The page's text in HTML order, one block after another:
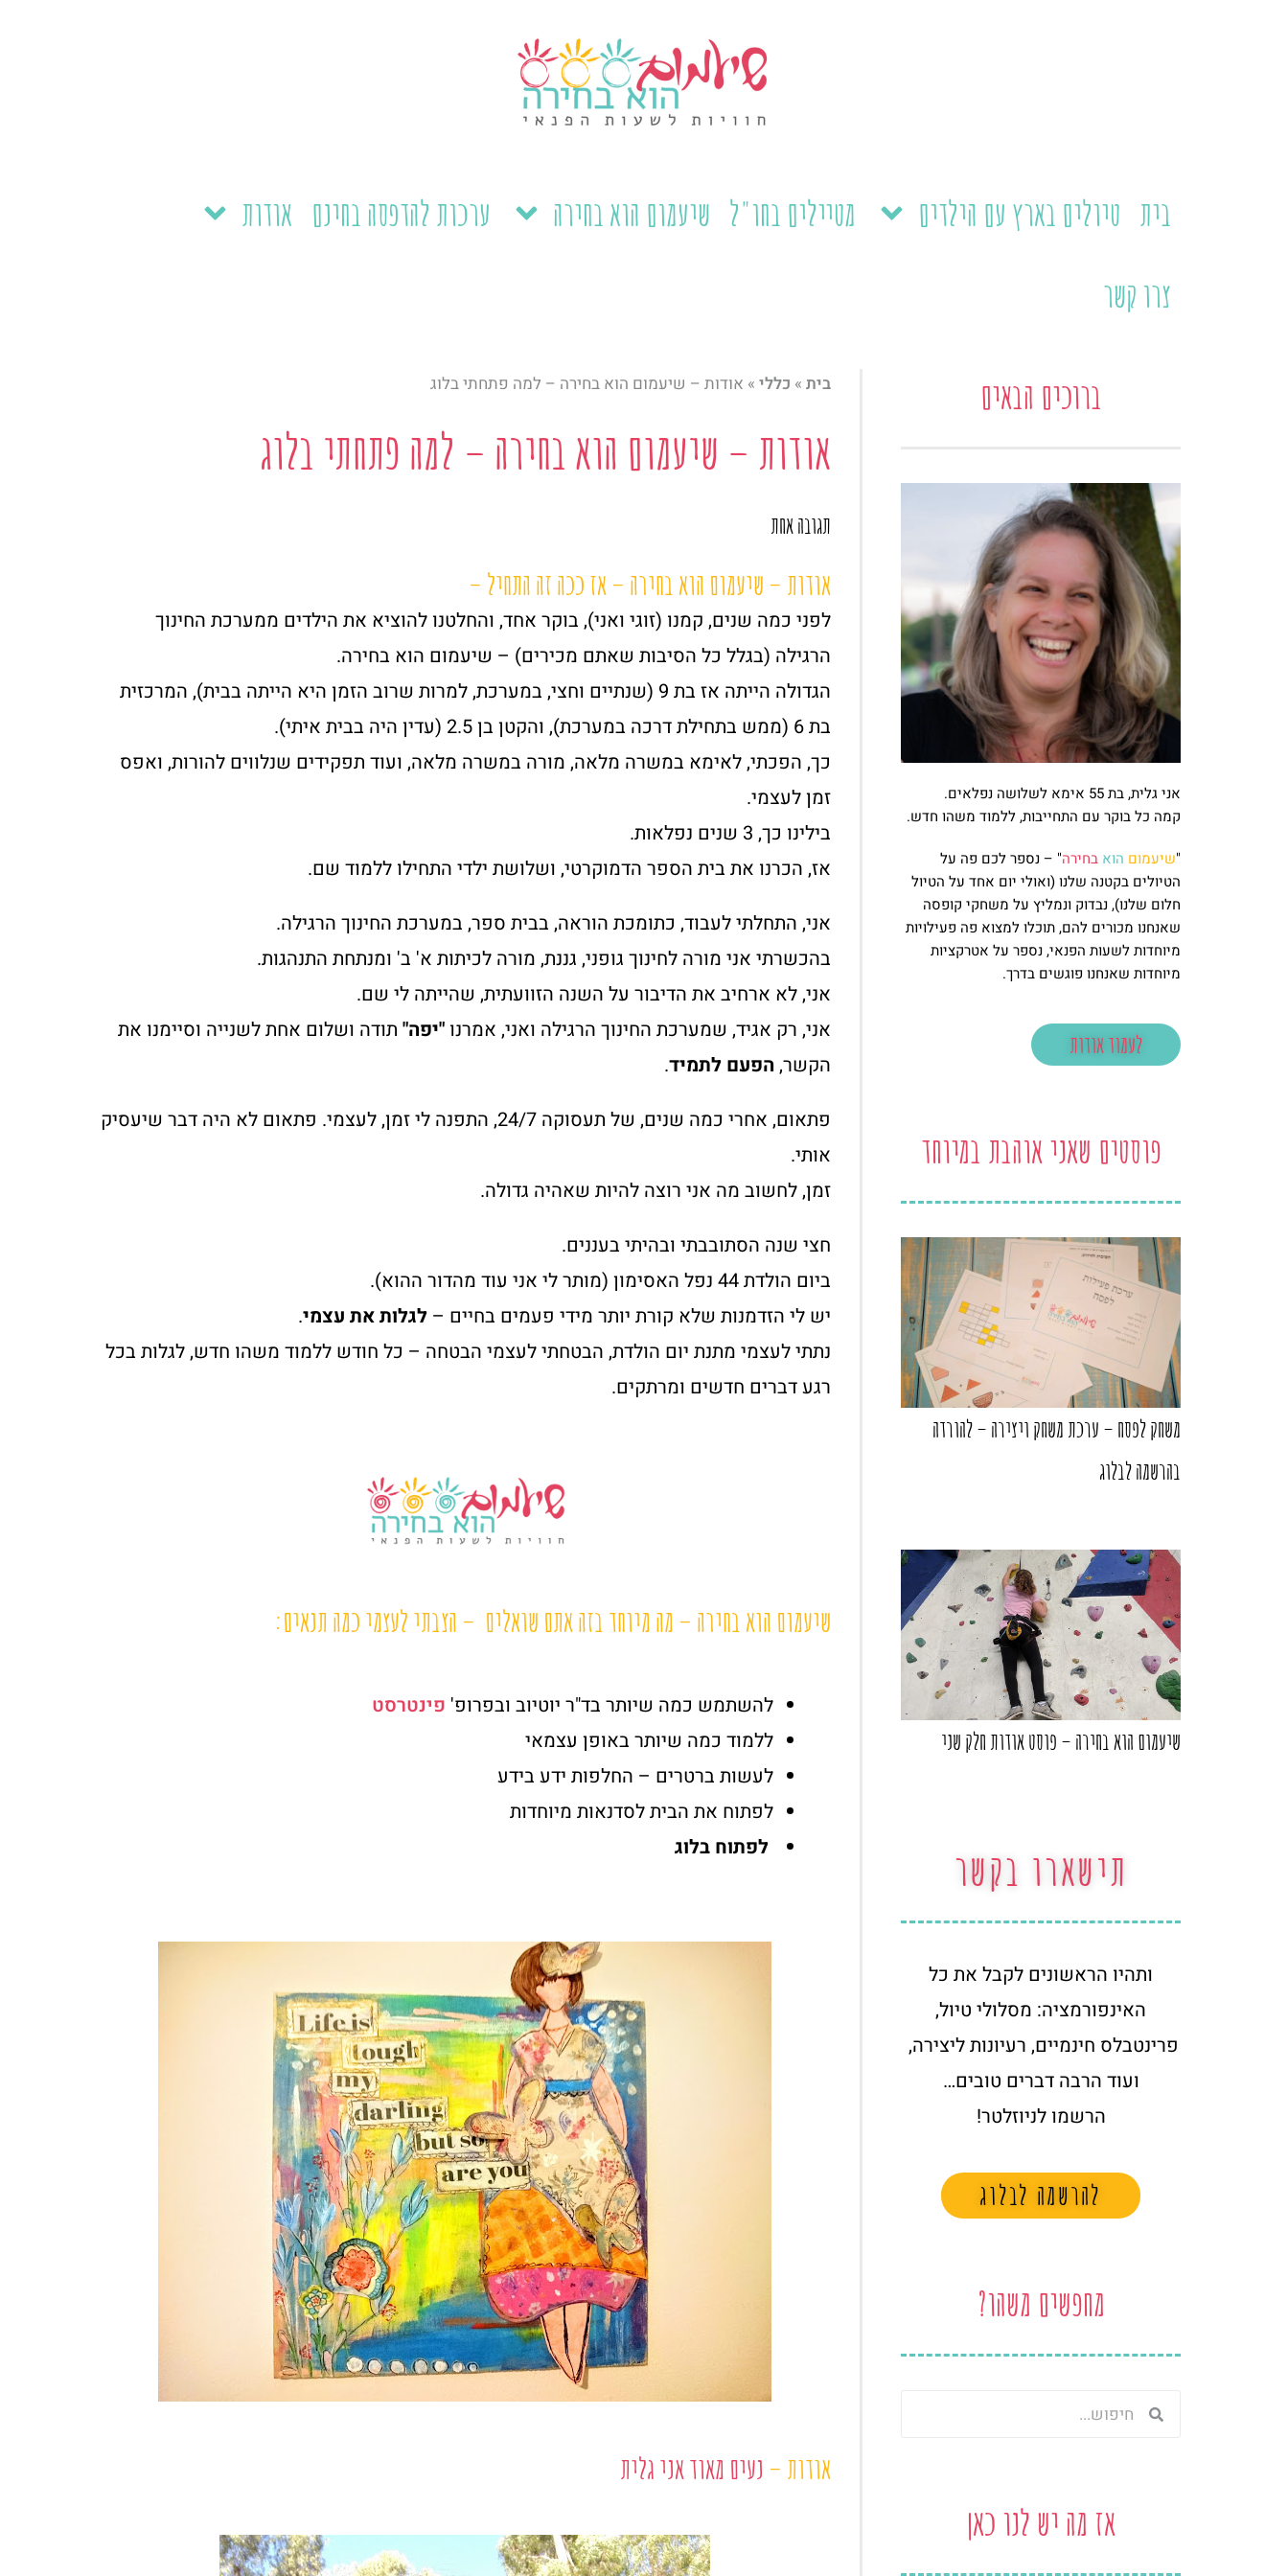
בית טיולים בארץ עם הילדים מטיילים בחו"ל שיעמום הוא בחירה ערכות להדפסה בחינם אודות
צרו קשר
ברוכים הבאים
אני גלית, בת 55 אימא לשלושה נפלאים.
קמה כל בוקר עם התחייבות, ללמוד משהו חדש.
"שיעמום הוא בחירה" – נספר לכם פה על
הטיולים בקטנה שלנו (ואולי יום אחד על הטיול
חלום שלנו), נבדוק ונמליץ על משחקי קופסה
שאנחנו מכורים להם, תוכלו למצוא פה פעילויות
מיוחדות לשעות הפנאי, נספר על אטרקציות
מיוחדות שאנחנו פוגשים בדרך.
לעמוד אודות
פוסטים שאני אוהבת במיוחד
משחק לפסח – ערכת משחק ויצירה – להורדה
בהרשמה לבלוג
שיעמום הוא בחירה – פוסט אודות חלק שני
תישארו בקשר
ותהיו הראשונים לקבל את כל
האינפורמציה: מסלולי טיול,
פרינטבלס חינמיים, רעיונות ליצירה,
ועוד הרבה דברים טובים…
הרשמו לניוזלטר!
להרשמה לבלוג
מחפשים משהו?
חיפוש
אז מה יש לנו כאן
בית » כללי » אודות – שיעמום הוא בחירה – למה פתחתי בלוג
אודות – שיעמום הוא בחירה – למה פתחתי בלוג
תגובה אחת
אודות – שיעמום הוא בחירה – אז ככה זה התחיל –
לפני כמה שנים, קמנו (זוגי ואני), בוקר אחד, והחלטנו להוציא את הילדים ממערכת החינוך
הרגילה (בגלל כל הסיבות שאתם מכירים) – שיעמום הוא בחירה.
הגדולה הייתה אז בת 9 (שנתיים וחצי, במערכת, למרות שרוב הזמן היא הייתה בבית), המרכזית
בת 6 (ממש בתחילת דרכה במערכת), והקטן בן 2.5 (עדין היה בבית איתי).
כך, הפכתי, לאימא במשרה מלאה, מורה במשרה מלאה, ועוד תפקידים שנלווים להורות, ואפס
זמן לעצמי.
בילינו כך, 3 שנים נפלאות.
אז, הכרנו את בית הספר הדמוקרטי, ושלושת ילדי התחילו ללמוד שם.
אני, התחלתי לעבוד, כתומכת הוראה, בבית ספר, במערכת החינוך הרגילה.
בהכשרתי אני מורה לחינוך גופני, גננת, מורה לכיתות א' ב' ומנתחת התנהגות.
אני, לא ארחיב את הדיבור על השנה הזוועתית, שהייתה לי שם.
אני, רק אגיד, שמערכת החינוך הרגילה ואני, אמרנו "יפה" תודה ושלום אחת לשנייה וסיימנו את
הקשר,הפעם לתמיד.
פתאום, אחרי כמה שנים, של תעסוקה 24/7, התפנה לי זמן, לעצמי. פתאום לא היה דבר שיעסיק
אותי.
זמן, לחשוב מה אני רוצה להיות שאהיה גדולה.
חצי שנה הסתובבתי ובהיתי בעננים.
ביום הולדת 44 נפל האסימון (מותר לי אני עוד מהדור ההוא).
יש לי הזדמנות שלא קורת יותר מידי פעמים בחיים – לגלות את עצמי.
נתתי לעצמי מתנת יום הולדת, הבטחתי לעצמי הבטחה – כל חודש ללמוד משהו חדש, לגלות בכל
רגע דברים חדשים ומרתקים.
שיעמום הוא בחירה – מה מיוחד בזה אתם שואלים – הצבתי לעצמי כמה תנאים:
להשתמש כמה שיותר בד"ר יוטיוב ובפרופ' פינטרסט
ללמוד כמה שיותר באופן עצמאי
לעשות ברטרים – החלפות ידע בידע
לפתוח את הבית לסדנאות מיוחדות
לפתוח בלוג
אודות – נעים מאוד אני גלית